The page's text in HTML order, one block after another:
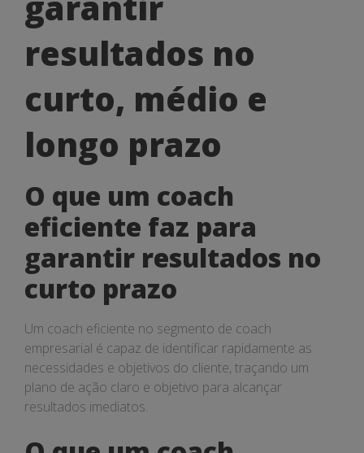
eficiente
faz
para
garantir
resultados
no
curto,
médio
e
longo
prazo
resultados no
curto, médio e
longo prazo
O que um coach
eficiente faz para
garantir resultados no
curto prazo
Um coach eficiente no segmento de coach
empresarial é capaz de identificar rapidamente as
necessidades e objetivos do cliente, traçando um
plano de ação claro e objetivo para alcançar
resultados imediatos.